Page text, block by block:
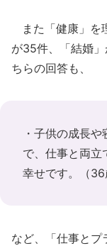
また「健康」を
が35件、「結婚
ちらの回答も、
・子供の成長
で、仕事と両立
幸せです。（36
など、「仕事とプ